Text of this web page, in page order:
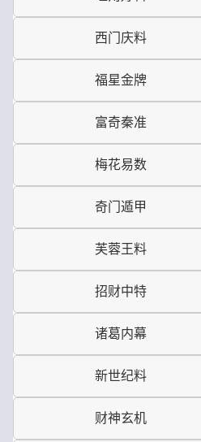
西门庆料
福星金牌
富奇秦准
梅花易数
奇门遁甲
芙蓉王料
招财中特
诸葛内幕
新世纪料
财神玄机